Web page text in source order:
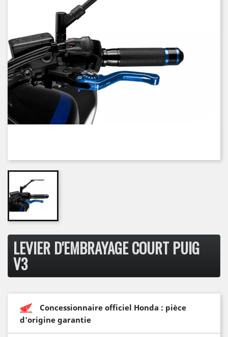
LEVIER D'EMBRAYAGE COURT PUIG
V3
Concessionnaire officiel Honda : pièce
d'origine garantie